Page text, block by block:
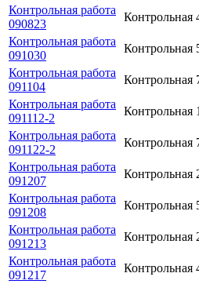
Контрольная работа
090823
Контрольная
Контрольная работа
091030
Контрольная
Контрольная работа
091104
Контрольная
Контрольная работа
091112-2
Контрольная
Контрольная работа
091122-2
Контрольная
Контрольная работа
091207
Контрольная
Контрольная работа
091208
Контрольная
Контрольная работа
091213
Контрольная
Контрольная работа
091217
Контрольная